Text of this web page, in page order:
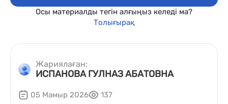
Осы материалды тегін алғыңыз келеді ма?
Толығырақ
Жариялаған:
ИСПАНОВА ГУЛНАЗ АБАТОВНА
05 Мамыр 2026 137